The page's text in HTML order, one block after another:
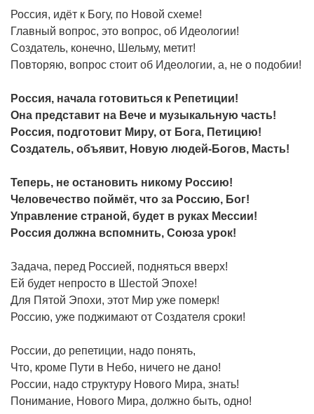
Россия, идёт к Богу, по Новой схеме!
Главный вопрос, это вопрос, об Идеологии!
Создатель, конечно, Шельму, метит!
Повторяю, вопрос стоит об Идеологии, а, не о подобии!
Россия, начала готовиться к Репетиции!
Она представит на Вече и музыкальную часть!
Россия, подготовит Миру, от Бога, Петицию!
Создатель, объявит, Новую людей-Богов, Масть!
Теперь, не остановить никому Россию!
Человечество поймёт, что за Россию, Бог!
Управление страной, будет в руках Мессии!
Россия должна вспомнить, Союза урок!
Задача, перед Россией, подняться вверх!
Ей будет непросто в Шестой Эпохе!
Для Пятой Эпохи, этот Мир уже померк!
Россию, уже поджимают от Создателя сроки!
России, до репетиции, надо понять,
Что, кроме Пути в Небо, ничего не дано!
России, надо структуру Нового Мира, знать!
Понимание, Нового Мира, должно быть, одно!